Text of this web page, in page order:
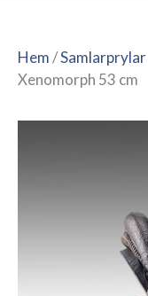
Hem/Samlarprylar
Xenomorph 53 cm